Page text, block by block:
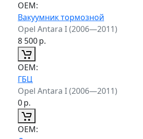
ОЕМ:
Вакуумник тормозной
Opel Antara I (2006—2011)
8 500р.
ОЕМ:
ГБЦ
Opel Antara I (2006—2011)
0р.
ОЕМ: